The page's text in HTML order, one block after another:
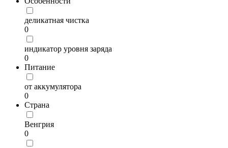
деликатная чистка
0
индикатор уровня заряда
0
Питание
от аккумулятора
0
Страна
Венгрия
0